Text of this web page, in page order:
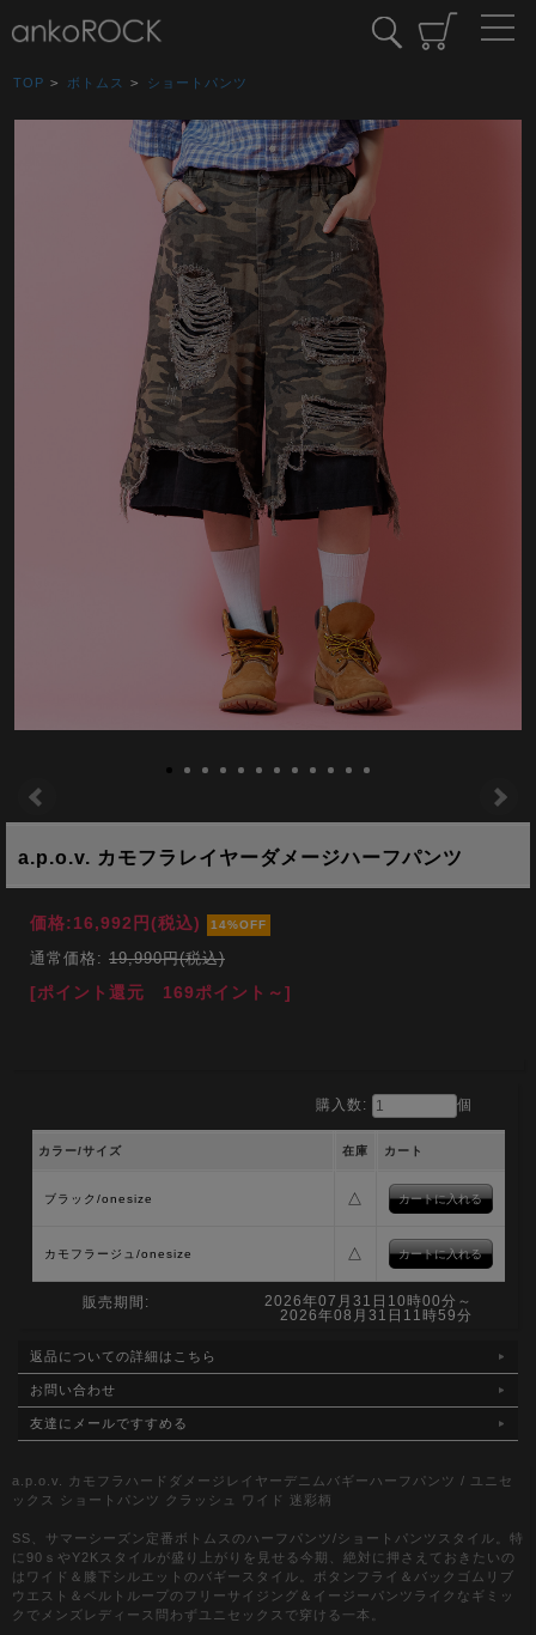
TOP > ボトムス > ショートパンツ
a.p.o.v. カモフラレイヤーダメージハーフパンツ
価格:16,992円(税込) 14%OFF
通常価格: 19,990円(税込)
[ポイント還元 169ポイント～]
購入数: 個
カラー/サイズ 在庫 カート
ブラック/onesize △
カモフラージュ/onesize △
販売期間:
2026年07月31日10時00分～
2026年08月31日11時59分
返品についての詳細はこちら
お問い合わせ
友達にメールですすめる
a.p.o.v. カモフラハードダメージレイヤーデニムバギーハーフパンツ / ユニセ
ックス ショートパンツ クラッシュ ワイド 迷彩柄
SS、サマーシーズン定番ボトムスのハーフパンツ/ショートパンツスタイル。特
に90ｓやY2Kスタイルが盛り上がりを見せる今期、絶対に押さえておきたいの
はワイド＆膝下シルエットのバギースタイル。ボタンフライ＆バックゴムリブ
ウエスト＆ベルトループのフリーサイジング＆イージーパンツライクなギミッ
クでメンズレディース問わずユニセックスで穿ける一本。